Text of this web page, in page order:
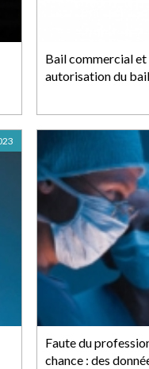
Bail commercial et
autorisation du
Faute du
chance : des